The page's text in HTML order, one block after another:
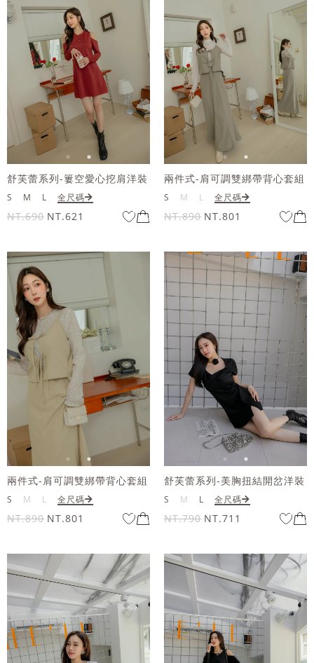
舒芙蕾系列-簍空愛心挖肩洋裝
S M L 全尺碼
NT.690 NT.621
兩件式-肩可調雙綁帶背心套組
S M L 全尺碼
NT.890 NT.801
兩件式-肩可調雙綁帶背心套組
S M L 全尺碼
NT.890 NT.801
舒芙蕾系列-美胸扭結開岔洋裝
S M L 全尺碼
NT.790 NT.711